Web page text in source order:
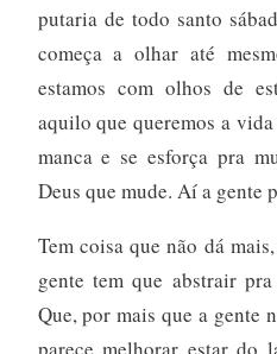
putaria de todo santo
começa a olhar até
estamos com olhos de
aquilo que queremos a
manca e se esforça pra
Deus que mude. Aí a gente
Tem coisa que não dá
gente tem que abstrair
Que, por mais que a gente